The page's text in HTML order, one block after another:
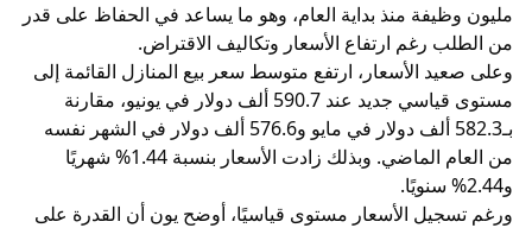
مليون وظيفة منذ بداية العام، وهو ما يساعد في الحفاظ على قدر
من الطلب رغم ارتفاع الأسعار وتكاليف الاقتراض.
وعلى صعيد الأسعار، ارتفع متوسط سعر بيع المنازل القائمة إلى
مستوى قياسي جديد عند 590.7 ألف دولار في يونيو، مقارنة
بـ582.3 ألف دولار في مايو و576.6 ألف دولار في الشهر نفسه
من العام الماضي. وبذلك زادت الأسعار بنسبة 1.44% شهريًا
و2.44% سنويًا.
ورغم تسجيل الأسعار مستوى قياسيًا، أوضح يون أن القدرة على